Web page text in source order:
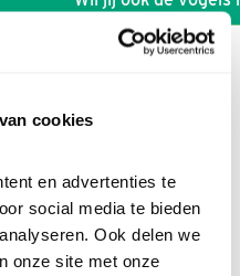
cookies
en advertenties te
social media te bieden
Ook delen we
onze site met onze